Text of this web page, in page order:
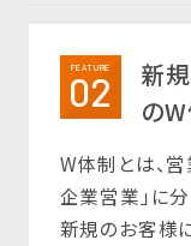
FEATURE
02
新
の
W体制とは、
企業営業」に
新規のお客様